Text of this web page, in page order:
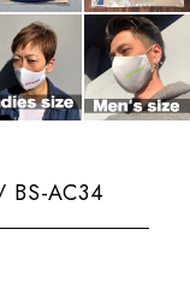
BS-AC34